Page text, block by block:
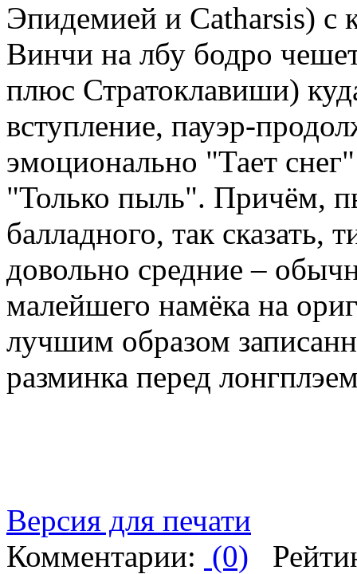
Эпидемией и Catharsis) с
Винчи на лбу бодро
плюс Стратоклавиши)
вступление, пауэр-
эмоционально "Тает
"Только пыль". Причём,
балладного, так сказать,
довольно средние –
малейшего намёка на
лучшим образом
разминка перед
Версия для печати
Комментарии: (0)